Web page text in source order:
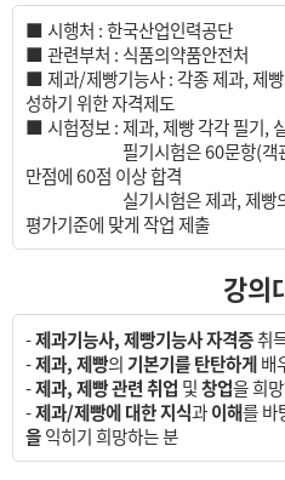
■ 시행처 : 한국산업인력공단
■ 관련부처 : 식품의약품안전처
■ 제과/제빵기능사 : 각종 제과, 제
성하기 위한 자격제도
■ 시험정보 : 제과, 제빵 각각 필기,
필기시험은 60문항(
만점에 60점 이상 합격
실기시험은 제과, 제
평가기준에 맞게 작업 제출
강의
-제과기능사, 제빵기능사 자격증취
-제과, 제빵의 기본기를 탄탄하게배
-제과, 제빵 관련 취업 및창업을 희
-제과/제빵에 대한 지식과이해를 바
을익히기 희망하는 분